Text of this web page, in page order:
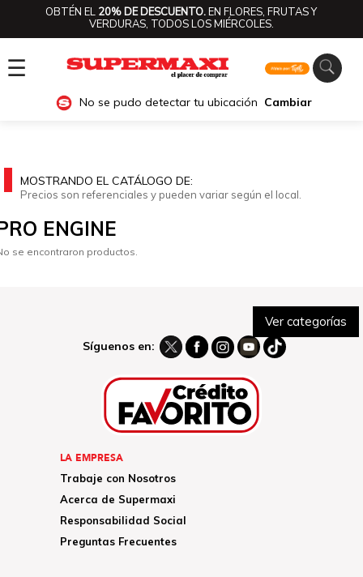
OBTÉN EL 20% DE DESCUENTO.EN FLORES, FRUTAS Y
VERDURAS, TODOS LOS MIÉRCOLES.
☰
No se pudo detectar tu ubicación Cambiar
Ver categorías
MOSTRANDO EL CATÁLOGO DE:
Precios son referenciales y pueden variar según el local.
ENGINE
se encontraron productos.
Síguenos en:
LA EMPRESA
Trabaje con Nosotros
Acerca de Supermaxi
Responsabilidad Social
Preguntas Frecuentes